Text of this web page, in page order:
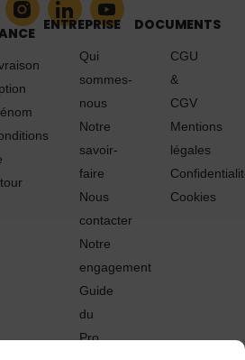
ENTREPRISE
Qui
sommes-
nous
Notre
savoir-
faire
Nous
contacter
Notre
engagement
Guide
du
Pro
DOCUMENTS
CGU
&
CGV
Mentions
légales
Cookies